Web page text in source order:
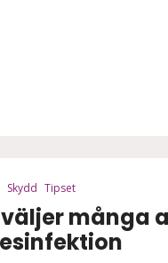
Skydd Tipset
många